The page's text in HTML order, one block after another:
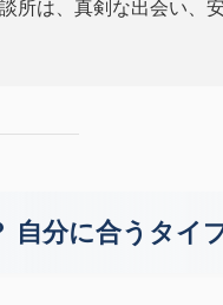
所は、真剣な出会い、
分に合うタイ